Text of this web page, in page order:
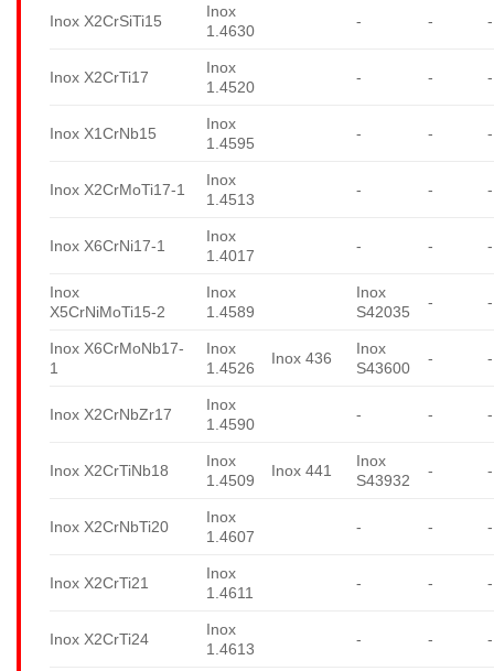
Inox X2CrSiTi15
Inox
1.4630
- - -
Inox X2CrTi17
Inox
1.4520
- - -
Inox X1CrNb15
Inox
1.4595
- - -
Inox X2CrMoTi17-1
Inox
1.4513
- - -
Inox X6CrNi17-1
Inox
1.4017
- - -
Inox
X5CrNiMoTi15-2
Inox
1.4589
Inox
S42035
- -
Inox X6CrMoNb17-
1
Inox
1.4526
Inox 436
Inox
S43600
- -
Inox X2CrNbZr17
Inox
1.4590
- - -
Inox X2CrTiNb18
Inox
1.4509
Inox 441
Inox
S43932
- -
Inox X2CrNbTi20
Inox
1.4607
- - -
Inox X2CrTi21
Inox
1.4611
- - -
Inox X2CrTi24
Inox
1.4613
- - -